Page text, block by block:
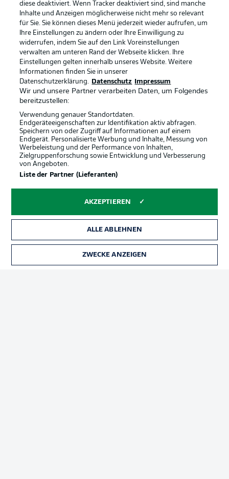
Mitfahrportal
BUNDESLIGA-GRUPPE
Sprachauswahl
Deutsch Anzeige Modus
Login
BUNDESLIGA APP
Offizielle Partner
Rechtliche Hinweise Voreinstellungen verwalten
diese deaktiviert. Wenn Tracker deaktiviert sind, sind manche
Inhalte und Anzeigen möglicherweise nicht mehr so relevant
für Sie. Sie können dieses Menü jederzeit wieder aufrufen, um
Ihre Einstellungen zu ändern oder Ihre Einwilligung zu
widerrufen, indem Sie auf den Link Voreinstellungen
verwalten am unteren Rand der Webseite klicken. Ihre
Einstellungen gelten innerhalb unseres Website. Weitere
Informationen finden Sie in unserer
Datenschutzerklärung.
Datenschutz Impressum
Wir und unsere Partner verarbeiten Daten, um Folgendes
bereitzustellen:
Verwendung genauer Standortdaten.
Endgeräteeigenschaften zur Identifikation aktiv abfragen.
Speichern von oder Zugriff auf Informationen auf einem
Endgerät. Personalisierte Werbung und Inhalte, Messung von
Werbeleistung und der Performance von Inhalten,
Zielgruppenforschung sowie Entwicklung und Verbesserung
von Angeboten.
Liste der Partner (Lieferanten)
AKZEPTIEREN
ALLE ABLEHNEN
ZWECKE ANZEIGEN